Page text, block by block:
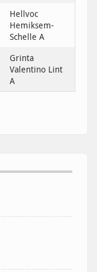
Hellvoc
Hemiksem-
Schelle A
Grinta
Valentino Lint
A